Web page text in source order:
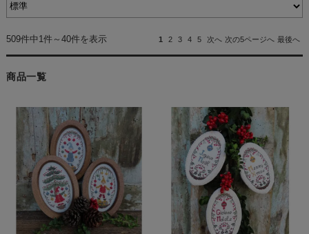
509件中1件～40件を表示 1 2 3 4 5 次へ 次の5ページへ 最後へ
商品一覧